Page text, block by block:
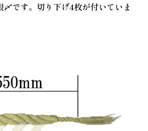
です。切り下げ4枚が付いていま